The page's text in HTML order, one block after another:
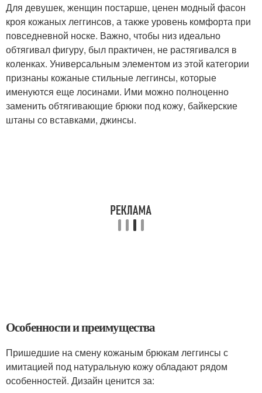
Для девушек, женщин постарше, ценен модный фасон
кроя кожаных леггинсов, а также уровень комфорта при
повседневной носке. Важно, чтобы низ идеально
обтягивал фигуру, был практичен, не растягивался в
коленках. Универсальным элементом из этой категории
признаны кожаные стильные леггинсы, которые
именуются еще лосинами. Ими можно полноценно
заменить обтягивающие брюки под кожу, байкерские
штаны со вставками, джинсы.
Особенности и преимущества
Пришедшие на смену кожаным брюкам леггинсы с
имитацией под натуральную кожу обладают рядом
особенностей. Дизайн ценится за: